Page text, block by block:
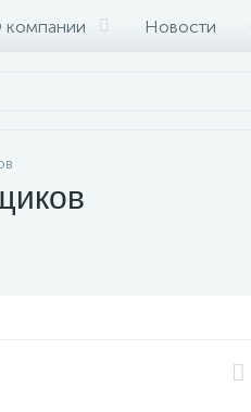
компании Новости